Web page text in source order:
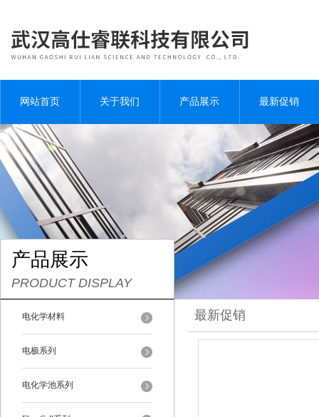
网站首页 关于我们 产品展示 最新促销
产品展示
PRODUCT DISPLAY
电化学材料
电极系列
电化学池系列
最新促销